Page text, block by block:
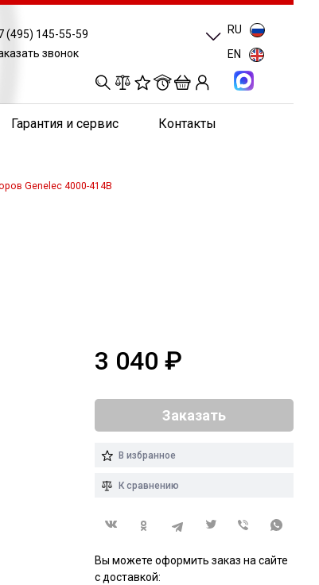
(495) 145-55-59
звонок
0
RU
EN
Гарантия и сервис Контакты
Genelec 4000-414B
3 040 ₽
Заказать
В избранное
К сравнению
Вы можете оформить заказ на сайте
с доставкой: